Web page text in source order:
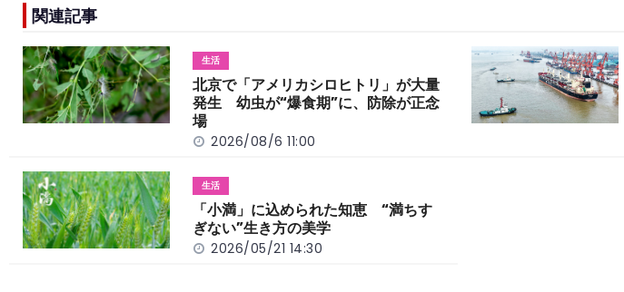
o
o
k
k
関連記事
生活
北京で「アメリカシロヒトリ」が大量
発生 幼虫が“爆食期”に、防除が正念
場
2026/08/6 11:00
生活
「小満」に込められた知恵 “満ちす
ぎない”生き方の美学
2026/05/21 14:30